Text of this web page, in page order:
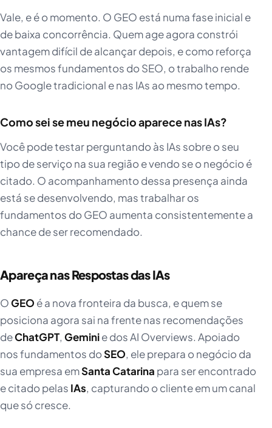
Vale, e é o momento. O GEO está numa fase inicial e
de baixa concorrência. Quem age agora constrói
vantagem difícil de alcançar depois, e como reforça
os mesmos fundamentos do SEO, o trabalho rende
no Google tradicional e nas IAs ao mesmo tempo.
Como sei se meu negócio aparece nas IAs?
Você pode testar perguntando às IAs sobre o seu
tipo de serviço na sua região e vendo se o negócio é
citado. O acompanhamento dessa presença ainda
está se desenvolvendo, mas trabalhar os
fundamentos do GEO aumenta consistentemente a
chance de ser recomendado.
Apareça nas Respostas das IAs
OGEO é a nova fronteira da busca, e quem se
posiciona agora sai na frente nas recomendações
deChatGPT, Geminie dos AI Overviews. Apoiado
nos fundamentos doSEO, ele prepara o negócio da
sua empresa emSanta Catarina para ser encontrado
e citado pelas IAs, capturando o cliente em um canal
que só cresce.